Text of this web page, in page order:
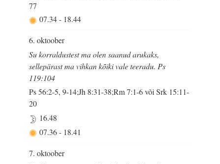
77
07.34- 18.44
6. oktoober
Su korraldustest ma olen saanud arukaks,
sellepärast ma vihkan kõiki vale teeradu. Ps
119:104
Ps 56:2-5, 9-14;Jh 8:31-38;Rm 7:1-6 või Srk 15:11-
20
16.48
07.36- 18.41
7. oktoober